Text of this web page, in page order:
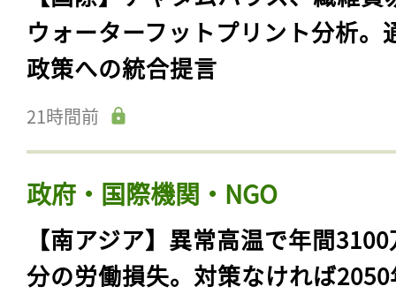
ウォーターフットプリント分析。
政策への統合提言
21時間前
政府・国際機関・NGO
【南アジア】異常高温で年間
分の労働損失。対策なければ